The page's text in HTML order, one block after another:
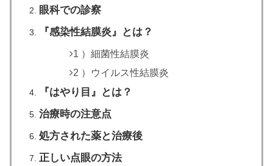
眼科での診察
『感染性結膜炎』とは？
1 ）細菌性結膜炎
2 ）ウイルス性結膜炎
『はやり目』とは？
治療時の注意点
処方された薬と治療後
正しい点眼の方法